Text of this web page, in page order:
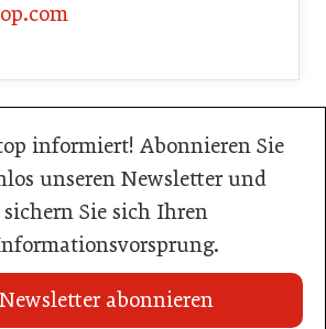
informiert! Abonnieren Sie
unseren Newsletter und
sichern Sie sich Ihren
Newsletter abonnieren